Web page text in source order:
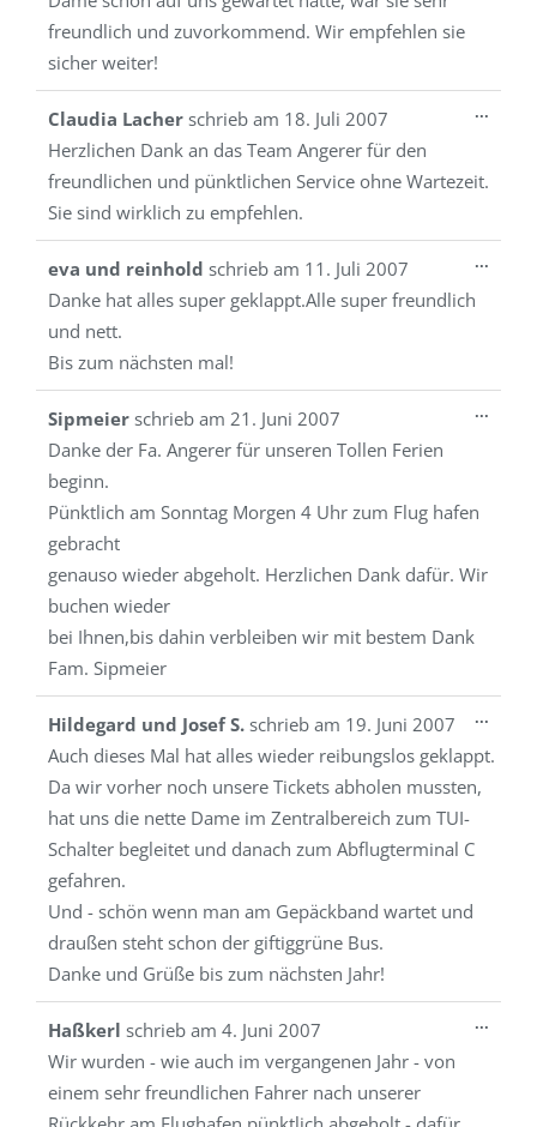
freundlich und zuvorkommend. Wir empfehlen sie
sicher weiter!
Claudia Lacher schrieb am 18. Juli 2007
Herzlichen Dank an das Team Angerer für den
freundlichen und pünktlichen Service ohne Wartezeit.
Sie sind wirklich zu empfehlen.
...
eva und reinhold schrieb am 11. Juli 2007
Danke hat alles super geklappt.Alle super freundlich
und nett.
Bis zum nächsten mal!
...
Sipmeier schrieb am 21. Juni 2007
Danke der Fa. Angerer für unseren Tollen Ferien
beginn.
Pünktlich am Sonntag Morgen 4 Uhr zum Flug hafen
gebracht
genauso wieder abgeholt. Herzlichen Dank dafür. Wir
buchen wieder
bei Ihnen,bis dahin verbleiben wir mit bestem Dank
Fam. Sipmeier
...
Hildegard und Josef S. schrieb am 19. Juni 2007
Auch dieses Mal hat alles wieder reibungslos geklappt.
Da wir vorher noch unsere Tickets abholen mussten,
hat uns die nette Dame im Zentralbereich zum TUI-
Schalter begleitet und danach zum Abflugterminal C
gefahren.
Und - schön wenn man am Gepäckband wartet und
draußen steht schon der giftiggrüne Bus.
Danke und Grüße bis zum nächsten Jahr!
...
ein-/
Haßkerl schrieb am 4. Juni 2007
Wir wurden - wie auch im vergangenen Jahr - von
einem sehr freundlichen Fahrer nach unserer
...